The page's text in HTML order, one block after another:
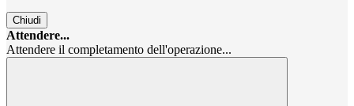
Chiudi
Attendere...
Attendere il completamento dell'operazione...